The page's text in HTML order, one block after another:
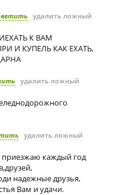
удалить ложный
К ВАМ
И КУПЕЛЬ КАК ЕХАТЬ,
удалить ложный
удалить ложный
каждый год
надежные друзья,
Вам и удачи.